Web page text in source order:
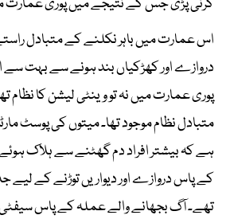
کرنی پڑی جس کے نتیجے میں پوری عمارت
اس عمارت میں باہر نکلنے کے متبادل
دروازے اور کھڑکیاں بند ہونے سے بہت سے
پوری عمارت میں نہ تو وینٹی لیشن کا نظام
متبادل نظام موجود تھا۔ میتوں کی پوسٹ
ہے کہ بیشتر افراد دم گھٹنے سے ہلاک
کے پاس دروازے اور دیواریں توڑنے کے لیے
تھے۔ آگ بجھانے والے عملہ کے پاس